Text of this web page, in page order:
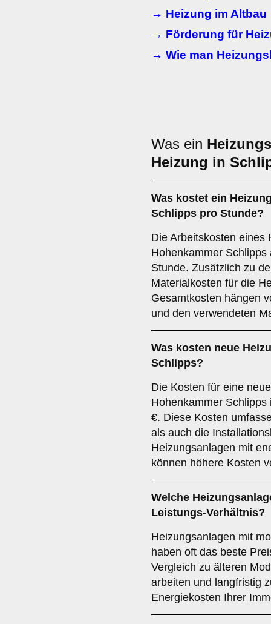
→ Heizung im Altbau
→ Förderung für
→ Wie man
Was ein
Heizung in
Was kostet ein
Schlipps pro Stunde?
Die Arbeitskosten eines
Hohenkammer
Stunde. Zusätzlich zu
Materialkosten für die
Gesamtkosten hängen
und den verwendeten
Was kosten neue
Schlipps?
Die Kosten für eine
Hohenkammer
€. Diese Kosten
als auch die
Heizungsanlagen mit
können höhere Kosten
Welche
Leistungs-Verhältnis?
Heizungsanlagen mit
haben oft das beste
Vergleich zu älteren
arbeiten und langfristig
Energiekosten Ihrer